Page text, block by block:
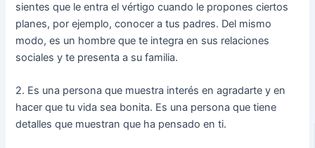
sientes que le entra el vértigo cuando le propones ciertos
planes, por ejemplo, conocer a tus padres. Del mismo
modo, es un hombre que te integra en sus relaciones
sociales y te presenta a su familia.
2. Es una persona que muestra interés en agradarte y en
hacer que tu vida sea bonita. Es una persona que tiene
detalles que muestran que ha pensado en ti.